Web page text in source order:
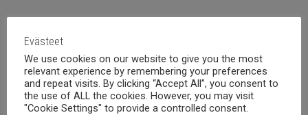
Evästeet
We use cookies on our website to give you the most
relevant experience by remembering your preferences
and repeat visits. By clicking “Accept All”, you consent to
the use of ALL the cookies. However, you may visit
"Cookie Settings" to provide a controlled consent.